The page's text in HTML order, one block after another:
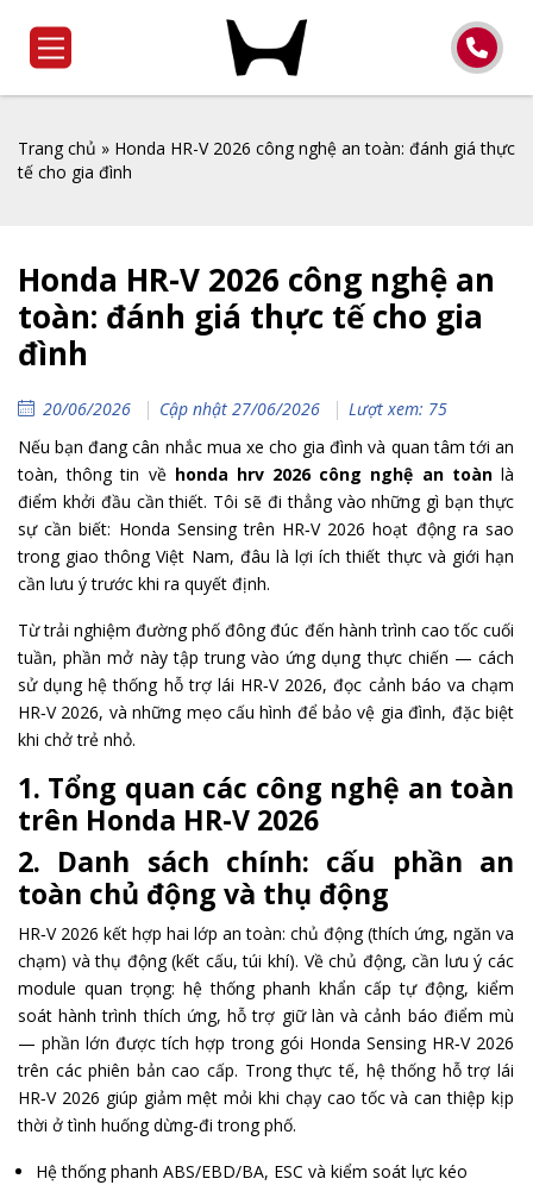
Trang chủ » Honda HR-V 2026 công nghệ an toàn: đánh giá thực
tế cho gia đình
Honda HR-V 2026 công nghệ an
toàn: đánh giá thực tế cho gia
đình
20/06/2026 Cập nhật 27/06/2026
Lượt xem: 75
Nếu bạn đang cân nhắc mua xe cho gia đình và quan tâm tới an
toàn, thông tin về honda hrv 2026 công nghệ an toànlà
điểm khởi đầu cần thiết. Tôi sẽ đi thẳng vào những gì bạn thực
sự cần biết: Honda Sensing trên HR‑V 2026 hoạt động ra sao
trong giao thông Việt Nam, đâu là lợi ích thiết thực và giới hạn
cần lưu ý trước khi ra quyết định.
Từ trải nghiệm đường phố đông đúc đến hành trình cao tốc cuối
tuần, phần mở này tập trung vào ứng dụng thực chiến — cách
sử dụng hệ thống hỗ trợ lái HR‑V 2026, đọc cảnh báo va chạm
HR‑V 2026, và những mẹo cấu hình để bảo vệ gia đình, đặc biệt
khi chở trẻ nhỏ.
1. Tổng quan các công nghệ an toàn
trên Honda HR-V 2026
2. Danh sách chính: cấu phần an
toàn chủ động và thụ động
HR‑V 2026 kết hợp hai lớp an toàn: chủ động (thích ứng, ngăn va
chạm) và thụ động (kết cấu, túi khí). Về chủ động, cần lưu ý các
module quan trọng: hệ thống phanh khẩn cấp tự động, kiểm
soát hành trình thích ứng, hỗ trợ giữ làn và cảnh báo điểm mù
— phần lớn được tích hợp trong gói Honda Sensing HR‑V 2026
trên các phiên bản cao cấp. Trong thực tế, hệ thống hỗ trợ lái
HR‑V 2026 giúp giảm mệt mỏi khi chạy cao tốc và can thiệp kịp
thời ở tình huống dừng‑đi trong phố.
Hệ thống phanh ABS/EBD/BA, ESC và kiểm soát lực kéo